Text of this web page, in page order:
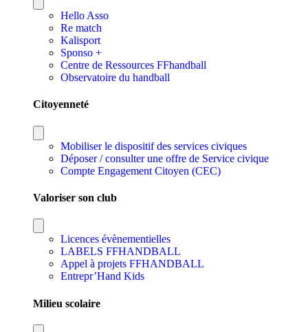
Hello Asso
Re match
Kalisport
Sponso +
Centre de Ressources FFhandball
Observatoire du handball
Citoyenneté
Mobiliser le dispositif des services civiques
Déposer / consulter une offre de Service civique
Compte Engagement Citoyen (CEC)
Valoriser son club
Licences évènementielles
LABELS FFHANDBALL
Appel à projets FFHANDBALL
Entrepr’Hand Kids
Milieu scolaire